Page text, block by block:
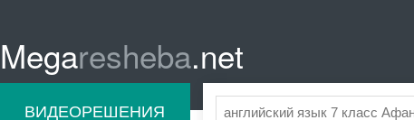
Megaresheba.net
ВИДЕОРЕШЕНИЯ